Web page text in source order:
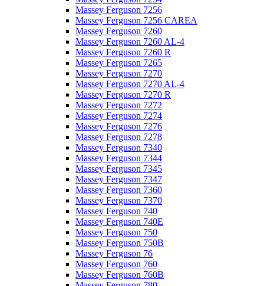
Massey Ferguson 7256
Massey Ferguson 7256 CAREA
Massey Ferguson 7260
Massey Ferguson 7260 AL-4
Massey Ferguson 7260 R
Massey Ferguson 7265
Massey Ferguson 7270
Massey Ferguson 7270 AL-4
Massey Ferguson 7270 R
Massey Ferguson 7272
Massey Ferguson 7274
Massey Ferguson 7276
Massey Ferguson 7278
Massey Ferguson 7340
Massey Ferguson 7344
Massey Ferguson 7345
Massey Ferguson 7347
Massey Ferguson 7360
Massey Ferguson 7370
Massey Ferguson 740
Massey Ferguson 740E
Massey Ferguson 750
Massey Ferguson 750B
Massey Ferguson 76
Massey Ferguson 760
Massey Ferguson 760B